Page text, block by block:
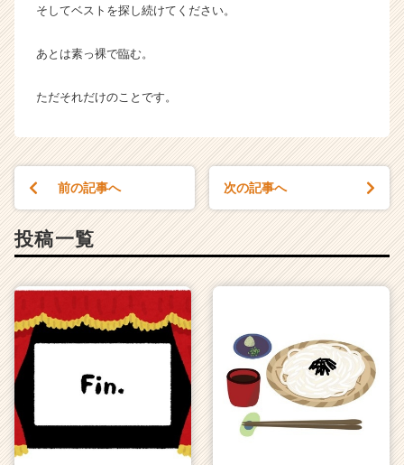
そしてベストを探し続けてください。
あとは素っ裸で臨む。
ただそれだけのことです。
前の記事へ 次の記事へ
投稿一覧